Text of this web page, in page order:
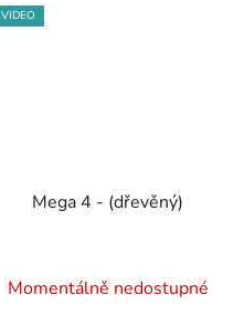
VIDEO
Mega 4 - (dřevěný)
Momentálně nedostupné